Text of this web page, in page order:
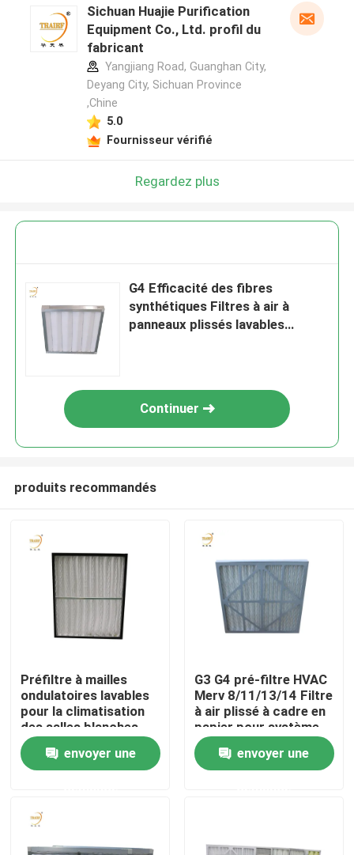
Maison
Vidéos
Sichuan Huajie Purification
Equipment Co., Ltd. profil du
fabricant
Yangjiang Road, Guanghan City,
Deyang City, Sichuan Province
,Chine
5.0
Fournisseur vérifié
Regardez plus
G4 Efficacité des fibres
synthétiques Filtres à air à
panneaux plissés lavables
Continuer
produits recommandés
Préfiltre à mailles
ondulatoires lavables
pour la climatisation
des salles blanches
envoyer une
G3 G4 pré-filtre HVAC
Merv 8/11/13/14 Filtre
à air plissé à cadre en
papier pour système
de climatisation
envoyer une